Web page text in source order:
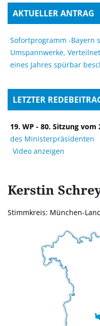
AKTUELLER ANTRAG
Sofortprogramm -Bayern
Umspannwerke,
eines Jahres spürbar
LETZTER
19. WP - 80. Sitzung vom
des Ministerpräsidenten
Video anzeigen
Kerstin
Stimmkreis: München-